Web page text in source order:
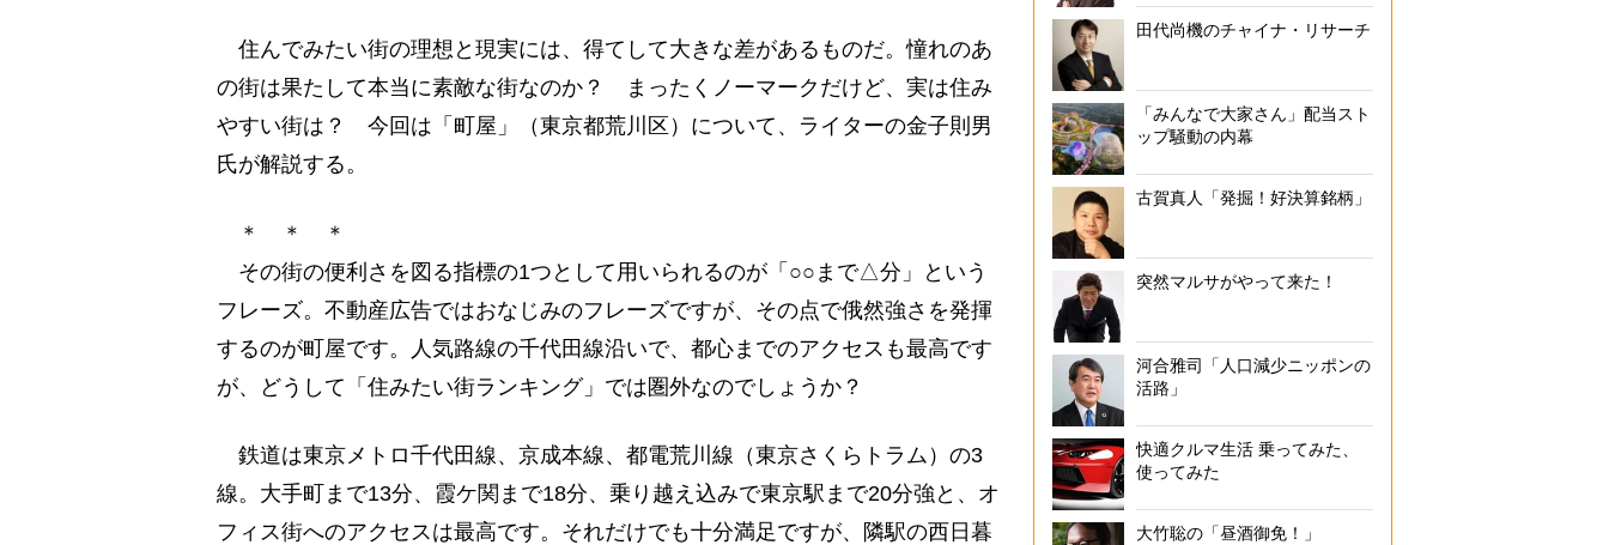
住んでみたい街の理想と現実には、得てして大きな差があるものだ。憧れのあ
の街は果たして本当に素敵な街なのか？ まったくノーマークだけど、実は住み
やすい街は？ 今回は「町屋」（東京都荒川区）について、ライターの金子則男
氏が解説する。
＊ ＊ ＊
その街の便利さを図る指標の1つとして用いられるのが「○○まで△分」という
フレーズ。不動産広告ではおなじみのフレーズですが、その点で俄然強さを発揮
するのが町屋です。人気路線の千代田線沿いで、都心までのアクセスも最高です
が、どうして「住みたい街ランキング」では圏外なのでしょうか？
鉄道は東京メトロ千代田線、京成本線、都電荒川線（東京さくらトラム）の3
線。大手町まで13分、霞ケ関まで18分、乗り越え込みで東京駅まで20分強と、オ
フィス街へのアクセスは最高です。それだけでも十分満足ですが、隣駅の西日暮
田代尚機のチャイナ・リサーチ
「みんなで大家さん」配当スト
ップ騒動の内幕
古賀真人「発掘！好決算銘柄」
突然マルサがやって来た！
河合雅司「人口減少ニッポンの
活路」
快適クルマ生活 乗ってみた、
使ってみた
大竹聡の「昼酒御免！」